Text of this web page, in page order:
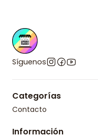
Síguenos
Categorías
Contacto
Información